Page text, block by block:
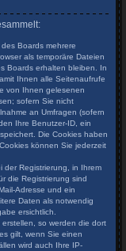
Boards mehrere
als temporäre Dateien
Boards erhalten bleiben. In
Ihnen alle Seitenaufrufe
von Ihnen gelesenen
sofern Sie nicht
an Umfragen (sofern
Ihre Benutzer-ID, ein
Die Cookies haben
können Sie jederzeit
der Registrierung, in Ihrem
die Registrierung sind
Adresse und ein
Daten als notwendig
ersichtlich.
so werden die dort
gilt, wenn Sie einen
wird auch Ihre IP-